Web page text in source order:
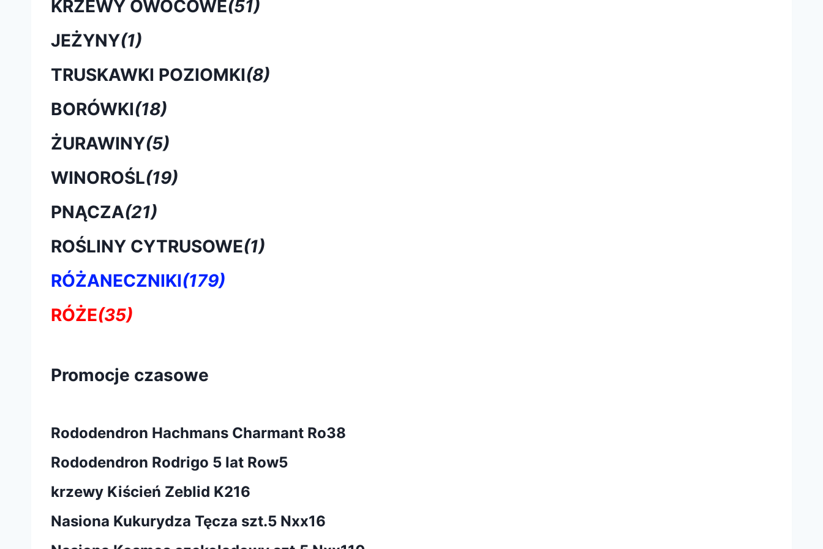
KRZEWY OWOCOWE(51)
JEŻYNY(1)
TRUSKAWKI POZIOMKI(8)
BORÓWKI(18)
ŻURAWINY(5)
WINOROŚL(19)
PNĄCZA(21)
ROŚLINY CYTRUSOWE(1)
RÓŻANECZNIKI(179)
RÓŻE(35)
Promocje czasowe
Rododendron Hachmans Charmant Ro38
Rododendron Rodrigo 5 lat Row5
krzewy Kiścień Zeblid K216
Nasiona Kukurydza Tęcza szt.5 Nxx16